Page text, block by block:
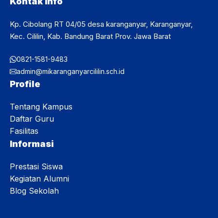
Kp. Cibolang RT 04/05 desa karanganyar, Karanganyar,
Kec. Cililin, Kab. Bandung Barat Prov. Jawa Barat
0821-1581-9483
admin@mikaranganyarcililin.sch.id
Profile
Tentang Kampus
Daftar Guru
Fasilitas
Informasi
Prestasi Siswa
Kegiatan Alumni
Blog Sekolah